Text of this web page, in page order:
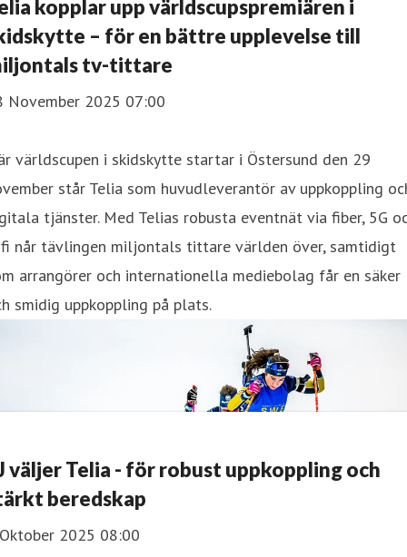
kopplar upp världscupspremiären i
– för en bättre upplevelse till
tv-tittare
November 2025 07:00
världscupen i skidskytte startar i Östersund den 29
står Telia som huvudleverantör av uppkoppling
tjänster. Med Telias robusta eventnät via fiber, 5G
når tävlingen miljontals tittare världen över, samtidigt
arrangörer och internationella mediebolag får en säker
smidig uppkoppling på plats.
väljer Telia - för robust uppkoppling och
beredskap
2025 08:00